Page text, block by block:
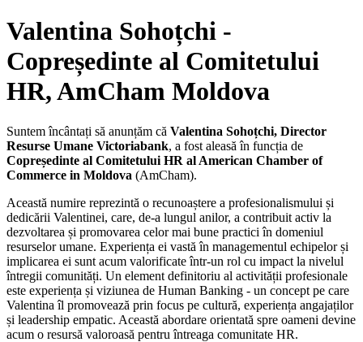
Valentina Sohoțchi -
Copreședinte al Comitetului
HR, AmCham Moldova
Suntem încântați să anunțăm că Valentina Sohoțchi, Director
Resurse Umane Victoriabank, a fost aleasă în funcția de
Copreședinte al Comitetului HR al American Chamber of
Commerce in Moldova (AmCham).
Această numire reprezintă o recunoaștere a profesionalismului și
dedicării Valentinei, care, de-a lungul anilor, a contribuit activ la
dezvoltarea și promovarea celor mai bune practici în domeniul
resurselor umane. Experiența ei vastă în managementul echipelor și
implicarea ei sunt acum valorificate într-un rol cu impact la nivelul
întregii comunități. Un element definitoriu al activității profesionale
este experiența și viziunea de Human Banking - un concept pe care
Valentina îl promovează prin focus pe cultură, experiența angajaților
și leadership empatic. Această abordare orientată spre oameni devine
acum o resursă valoroasă pentru întreaga comunitate HR.